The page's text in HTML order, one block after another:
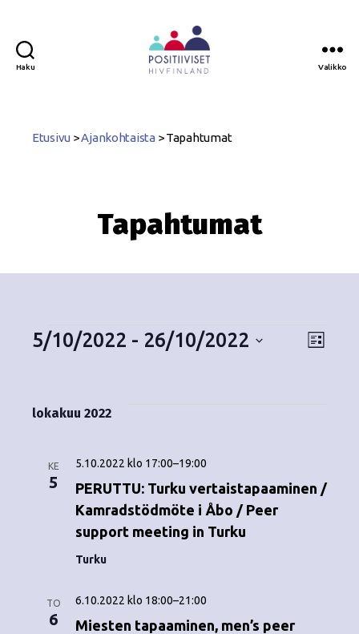
Haku Valikko
Etusivu >Ajankohtaista >Tapahtumat
Tapahtumat
N
ä
T
t
L
5/10/2022 - 26/10/2022
i
lokakuu 2022
KE
5
PERUTTU: Turku vertaistapaaminen /
Kamradstödmöte i Åbo / Peer
support meeting in Turku
5.10.2022 klo 17:00–19:00
Turku
TO
6
Miesten tapaaminen, men’s peer
6.10.2022 klo 18:00–21:00